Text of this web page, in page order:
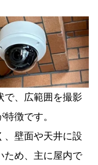
で、広範囲を撮影
徴です。
、壁面や天井に設
ため、主に屋内で